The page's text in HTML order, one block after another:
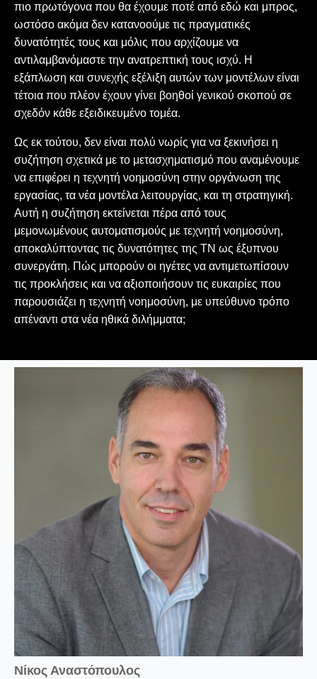
πιο πρωτόγονα που θα έχουμε ποτέ από εδώ και μπρος,
ωστόσο ακόμα δεν κατανοούμε τις πραγματικές
δυνατότητές τους και μόλις που αρχίζουμε να
αντιλαμβανόμαστε την ανατρεπτική τους ισχύ. Η
εξάπλωση και συνεχής εξέλιξη αυτών των μοντέλων είναι
τέτοια που πλέον έχουν γίνει βοηθοί γενικού σκοπού σε
σχεδόν κάθε εξειδικευμένο τομέα.
Ως εκ τούτου, δεν είναι πολύ νωρίς για να ξεκινήσει η
συζήτηση σχετικά με το μετασχηματισμό που αναμένουμε
να επιφέρει η τεχνητή νοημοσύνη στην οργάνωση της
εργασίας, τα νέα μοντέλα λειτουργίας, και τη στρατηγική.
Αυτή η συζήτηση εκτείνεται πέρα από τους
μεμονωμένους αυτοματισμούς με τεχνητή νοημοσύνη,
αποκαλύπτοντας τις δυνατότητες της ΤΝ ως έξυπνου
συνεργάτη. Πώς μπορούν οι ηγέτες να αντιμετωπίσουν
τις προκλήσεις και να αξιοποιήσουν τις ευκαιρίες που
παρουσιάζει η τεχνητή νοημοσύνη, με υπεύθυνο τρόπο
απέναντι στα νέα ηθικά διλήμματα;
Νίκος Αναστόπουλος